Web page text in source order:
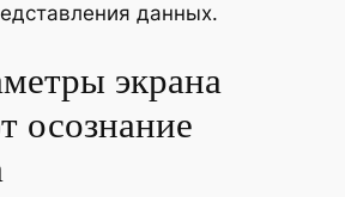
данных.
экрана
осознание